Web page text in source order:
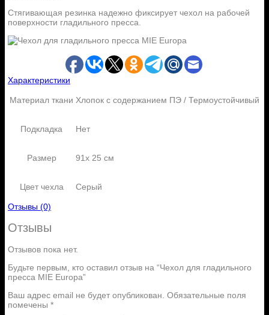
Стягивающая резинка надежно фиксирует чехол на рабочей
поверхности гладильного пресса.
Характеристики
Материал ткани Хлопок с содержанием ПЭ / Термоустойчивый
Подкладка Нет
Размер 91x 25 см
Цвет чехла Серый
Отзывы (0)
Отзывы
Отзывов пока нет.
Будьте первым, кто оставил отзыв на “Чехол для гладильного
пресса MIE Europa”
Ваш адрес email не будет опубликован. Обязательные поля
помечены *